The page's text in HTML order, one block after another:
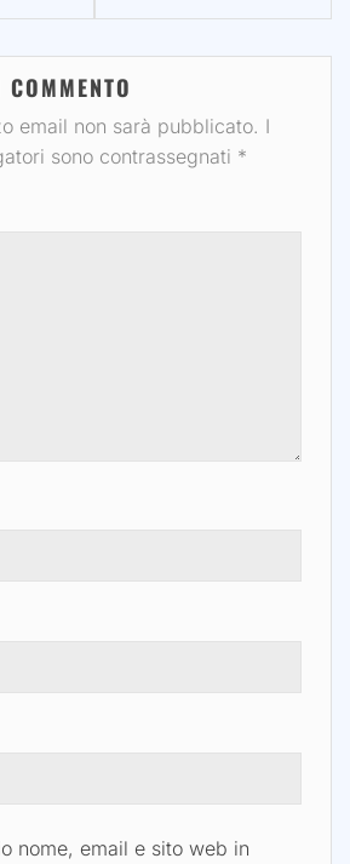
email non sarà pubblicato. I
sono contrassegnati *
nome, email e sito web in